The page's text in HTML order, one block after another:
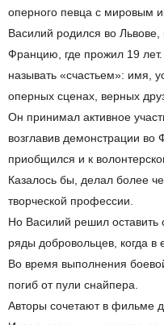
оперного певца с мировым
Василий родился во
Францию, где прожил 19
называть «счастьем»: имя,
оперных сценах, верных
Он принимал активное
возглавив демонстрации
приобщился и к
Казалось бы, делал более
творческой профессии.
Но Василий решил оставить
ряды добровольцев, когда в
Во время выполнения
погиб от пули снайпера.
Авторы сочетают в фильме